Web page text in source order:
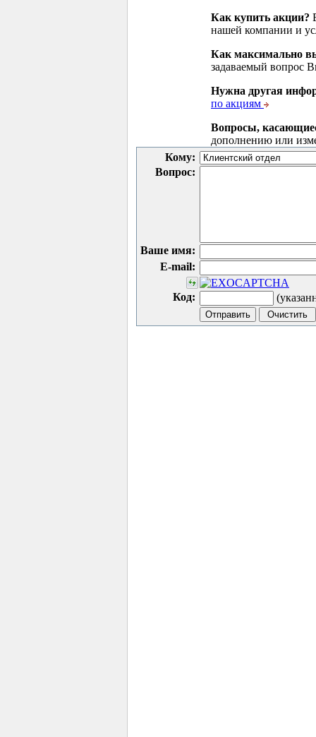
Как купить акции?
нашей компании и
Как максимально
задаваемый вопрос
Нужна другая
по акциям
Вопросы,
дополнению или
Кому:
Вопрос:
Ваше имя:
E-mail:
Код: